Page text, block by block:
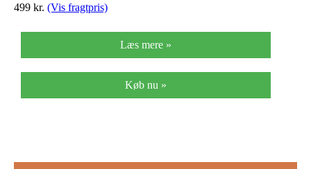
Watches med
Onyx
499 kr. (Vis fragtpris)
Læs mere »
Køb nu »